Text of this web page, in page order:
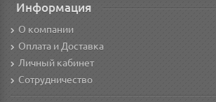
Информация
О компании
Оплата и Доставка
Личный кабинет
Сотрудничество